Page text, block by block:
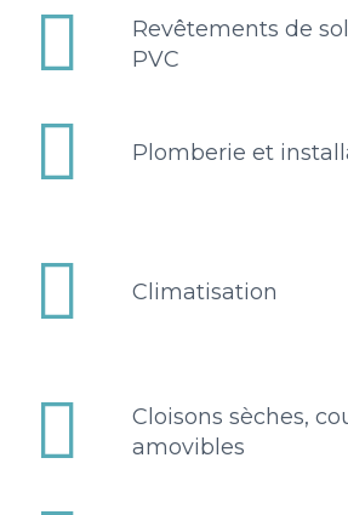


Revêtements de
PVC

 Plomberie et

 Climatisation


Cloisons sèches,
amovibles